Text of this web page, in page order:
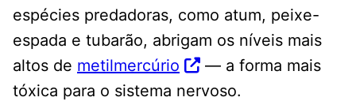
espécies predadoras, como atum, peixe-
espada e tubarão, abrigam os níveis mais
altos de metilmercúrio
— a forma mais
tóxica para o sistema nervoso.